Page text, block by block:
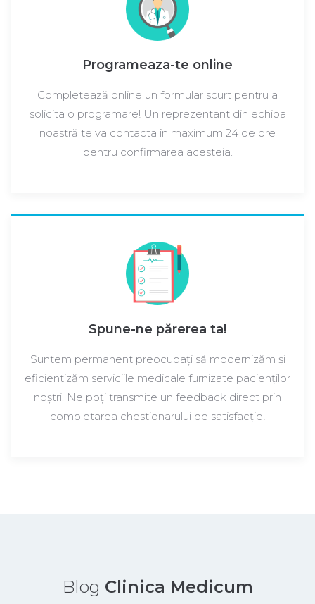
Programeaza-te online
Completează online un formular scurt pentru a
solicita o programare! Un reprezentant din echipa
noastră te va contacta în maximum 24 de ore
pentru confirmarea acesteia.
Spune-ne părerea ta!
Suntem permanent preocupați să modernizăm și
eficientizăm serviciile medicale furnizate pacienților
noștri. Ne poți transmite un feedback direct prin
completarea chestionarului de satisfacție!
Blog Clinica Medicum